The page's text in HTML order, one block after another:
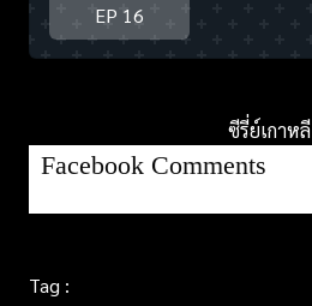
EP 16
ซีรี่ย์เกาหลี
Facebook Comments
Tag :